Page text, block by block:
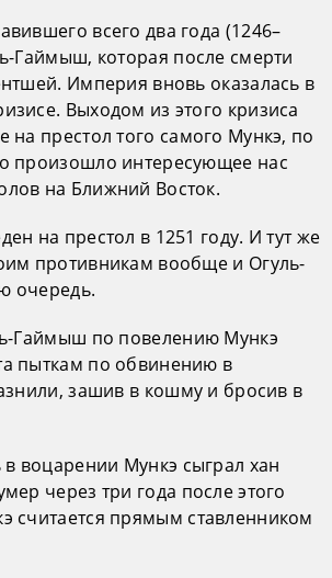
всего два года (1246–
Гаймыш, которая после смерти
Империя вновь оказалась в
Выходом из этого кризиса
на престол того самого Мункэ, по
произошло интересующее нас
на Ближний Восток.
на престол в 1251 году. И тут же
противникам вообще и Огуль-
очередь.
Гаймыш по повелению Мункэ
пыткам по обвинению в
зашив в кошму и бросив в
воцарении Мункэ сыграл хан
через три года после этого
считается прямым ставленником